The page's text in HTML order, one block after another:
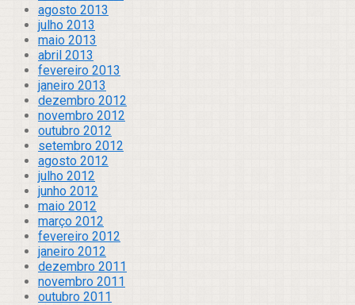
agosto 2013
julho 2013
maio 2013
abril 2013
fevereiro 2013
janeiro 2013
dezembro 2012
novembro 2012
outubro 2012
setembro 2012
agosto 2012
julho 2012
junho 2012
maio 2012
março 2012
fevereiro 2012
janeiro 2012
dezembro 2011
novembro 2011
outubro 2011